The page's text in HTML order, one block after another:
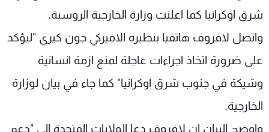
شرق اوكرانيا كما اعلنت وزارة الخارجية الروسية.
واتصل لافروف هاتفيا بنظيره الاميركي جون كيري "ليؤكد
على ضرورة اتخاذ اجراءات عاجلة لمنع ازمة انسانية
وشيكة في جنوب شرق اوكرانيا" كما جاء في بيان لوزارة
الخارجية.
واوضح البيان ان لافروف دعا الولايات المتحدة الى "دعم